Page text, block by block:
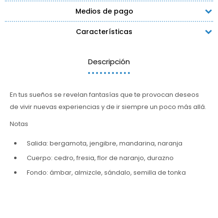
Medios de pago
Características
Descripción
En tus sueños se revelan fantasías que te provocan deseos
de vivir nuevas experiencias y de ir siempre un poco más allá.
Notas
Salida: bergamota, jengibre, mandarina, naranja
Cuerpo: cedro, fresia, flor de naranjo, durazno
Fondo: ámbar, almizcle, sándalo, semilla de tonka